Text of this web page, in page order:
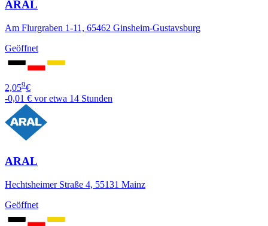
ARAL
Am Flurgraben 1-11, 65462 Ginsheim-Gustavsburg
Geöffnet
2,059€
-0,01 € vor etwa 14 Stunden
ARAL
Hechtsheimer Straße 4, 55131 Mainz
Geöffnet